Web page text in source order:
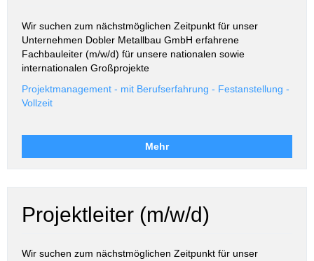
Wir suchen zum nächstmöglichen Zeitpunkt für unser
Unternehmen Dobler Metallbau GmbH erfahrene
Fachbauleiter (m/w/d) für unsere nationalen sowie
internationalen Großprojekte
Projektmanagement - mit Berufserfahrung - Festanstellung -
Vollzeit
Mehr
Projektleiter (m/w/d)
Wir suchen zum nächstmöglichen Zeitpunkt für unser